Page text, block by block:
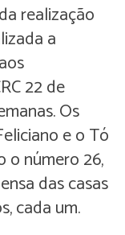
realização
a
22 de
Os
e o Tó
o número 26,
das casas
cada um.